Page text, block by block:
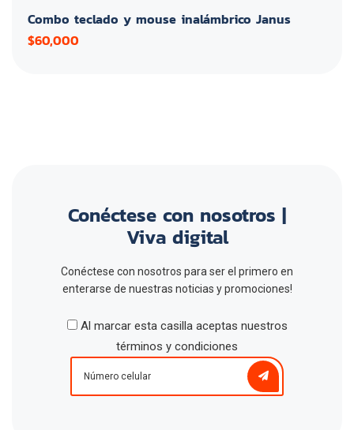
Combo teclado y mouse inalámbrico Janus
$60,000
Conéctese con nosotros |
Viva digital
Conéctese con nosotros para ser el primero en
enterarse de nuestras noticias y promociones!
Al marcar esta casilla aceptas nuestros
términos y condiciones